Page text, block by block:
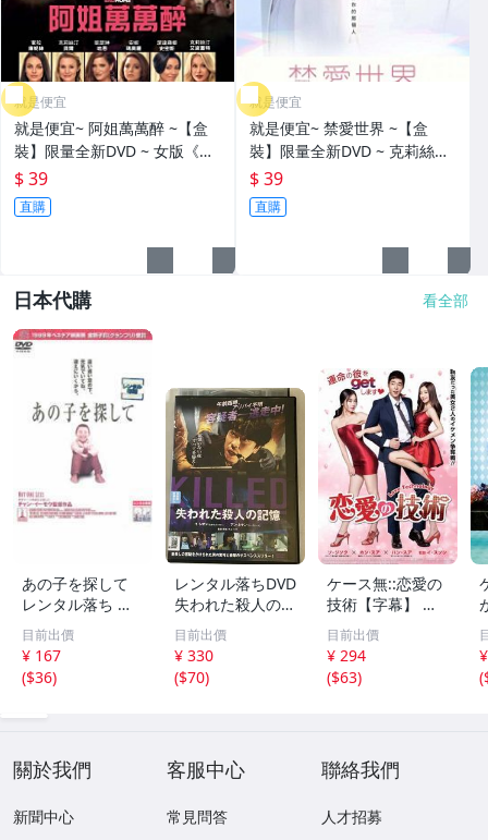
就是便宜
就是便宜~ 阿姐萬萬醉 ~【盒
裝】限量全新DVD ~ 女版《醉
後大丈夫》最佳狂歡爽片 ~ 破
盤價 $ 3 9 元
$ 39
直購
就是便宜
就是便宜~ 禁愛世界 ~【盒
裝】限量全新DVD ~ 克莉絲汀
史都華 & 尼可拉斯霍特 主演 ~
破盤價 $ 3 9 元
$ 39
直購
日本代購 看全部
あの子を探して
レンタル落ち 中
古 DVD
目前出價
¥ 167
($36)
レンタル落ちDVD
失われた殺人の記
憶 〜韓国映画
イ・シオン ア
ン・ネサン
目前出價
¥ 330
($70)
ケース無::恋愛の
技術【字幕】 レ
ンタル落ち 中古
DVD
目前出價
¥ 294
($63)
(
關於我們
新聞中心
客服中心
常見問答
聯絡我們
人才招募